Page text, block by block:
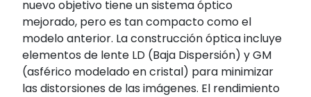
nuevo objetivo tiene un sistema óptico
mejorado, pero es tan compacto como el
modelo anterior. La construcción óptica incluye
elementos de lente LD (Baja Dispersión) y GM
(asférico modelado en cristal) para minimizar
las distorsiones de las imágenes. El rendimiento